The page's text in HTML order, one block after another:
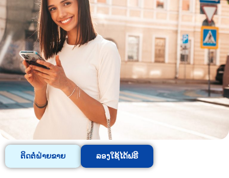
ຕິດຕໍ່ຝ່າຍຂາຍ ລອງໃຊ້ໄດ້ຟຣີ